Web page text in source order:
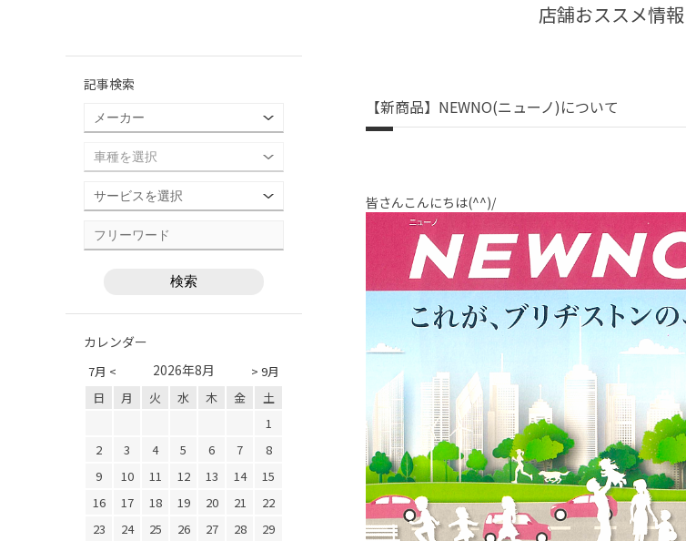
店舗おススメ情報
【新商品】NEWNO(ニューノ)について
皆さんこんにちは(^^)/
記事検索
カレンダー
7月 < > 9月
2026年8月
日 月 火 水 木 金
土
1
2
3 4 5 6 7
8
9
10 11 12 13 14
15
16
17 18 19 20 21
22
23
24 25 26 27 28
29